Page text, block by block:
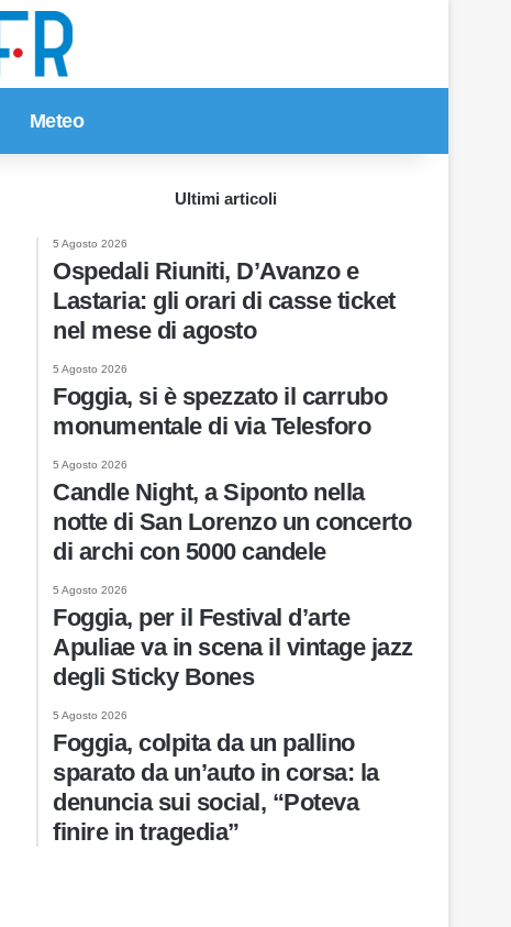
Meteo
Ultimi articoli
5 Agosto 2026
Ospedali Riuniti, D’Avanzo e
Lastaria: gli orari di casse ticket
nel mese di agosto
5 Agosto 2026
Foggia, si è spezzato il carrubo
monumentale di via Telesforo
5 Agosto 2026
Candle Night, a Siponto nella
notte di San Lorenzo un concerto
di archi con 5000 candele
5 Agosto 2026
Foggia, per il Festival d’arte
Apuliae va in scena il vintage jazz
degli Sticky Bones
5 Agosto 2026
Foggia, colpita da un pallino
sparato da un’auto in corsa: la
denuncia sui social, “Poteva
finire in tragedia”